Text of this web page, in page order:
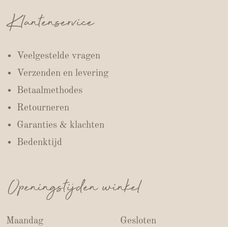
Klantenservice
Veelgestelde vragen
Verzenden en levering
Betaalmethodes
Retourneren
Garanties & klachten
Bedenktijd
Openingstijden winkel
Maandag
Gesloten